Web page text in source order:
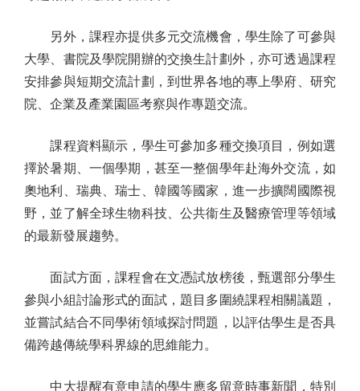
另外，課程亦提供多元交流機會，學生除了可參與
大學、書院及學院開辦的交換生計劃外，亦可透過課程
安排參與短期交流計劃，到世界各地的專上學府、研究
院、企業及產業園區考察與作專題交流。
課程資料顯示，學生可參加多種交換項目，例如選
擇於暑期、一個學期，甚至一整個學年赴海外交流，如
奧地利、瑞典、瑞士、韓國等國家，進一步擴闊國際視
野，並了解全球生物科技、公共衞生及醫療管理等領域
的最新發展趨勢。
面試方面，課程會在文憑試放榜後，甄選部分學生
參與小組討論形式的面試，題目多圍繞課程相關議題，
並嘗試結合不同學術領域探討問題，以評估學生是否具
備跨越傳統學科界線的思維能力。
中大提醒有意申請的學生應多留意時事新聞，特別